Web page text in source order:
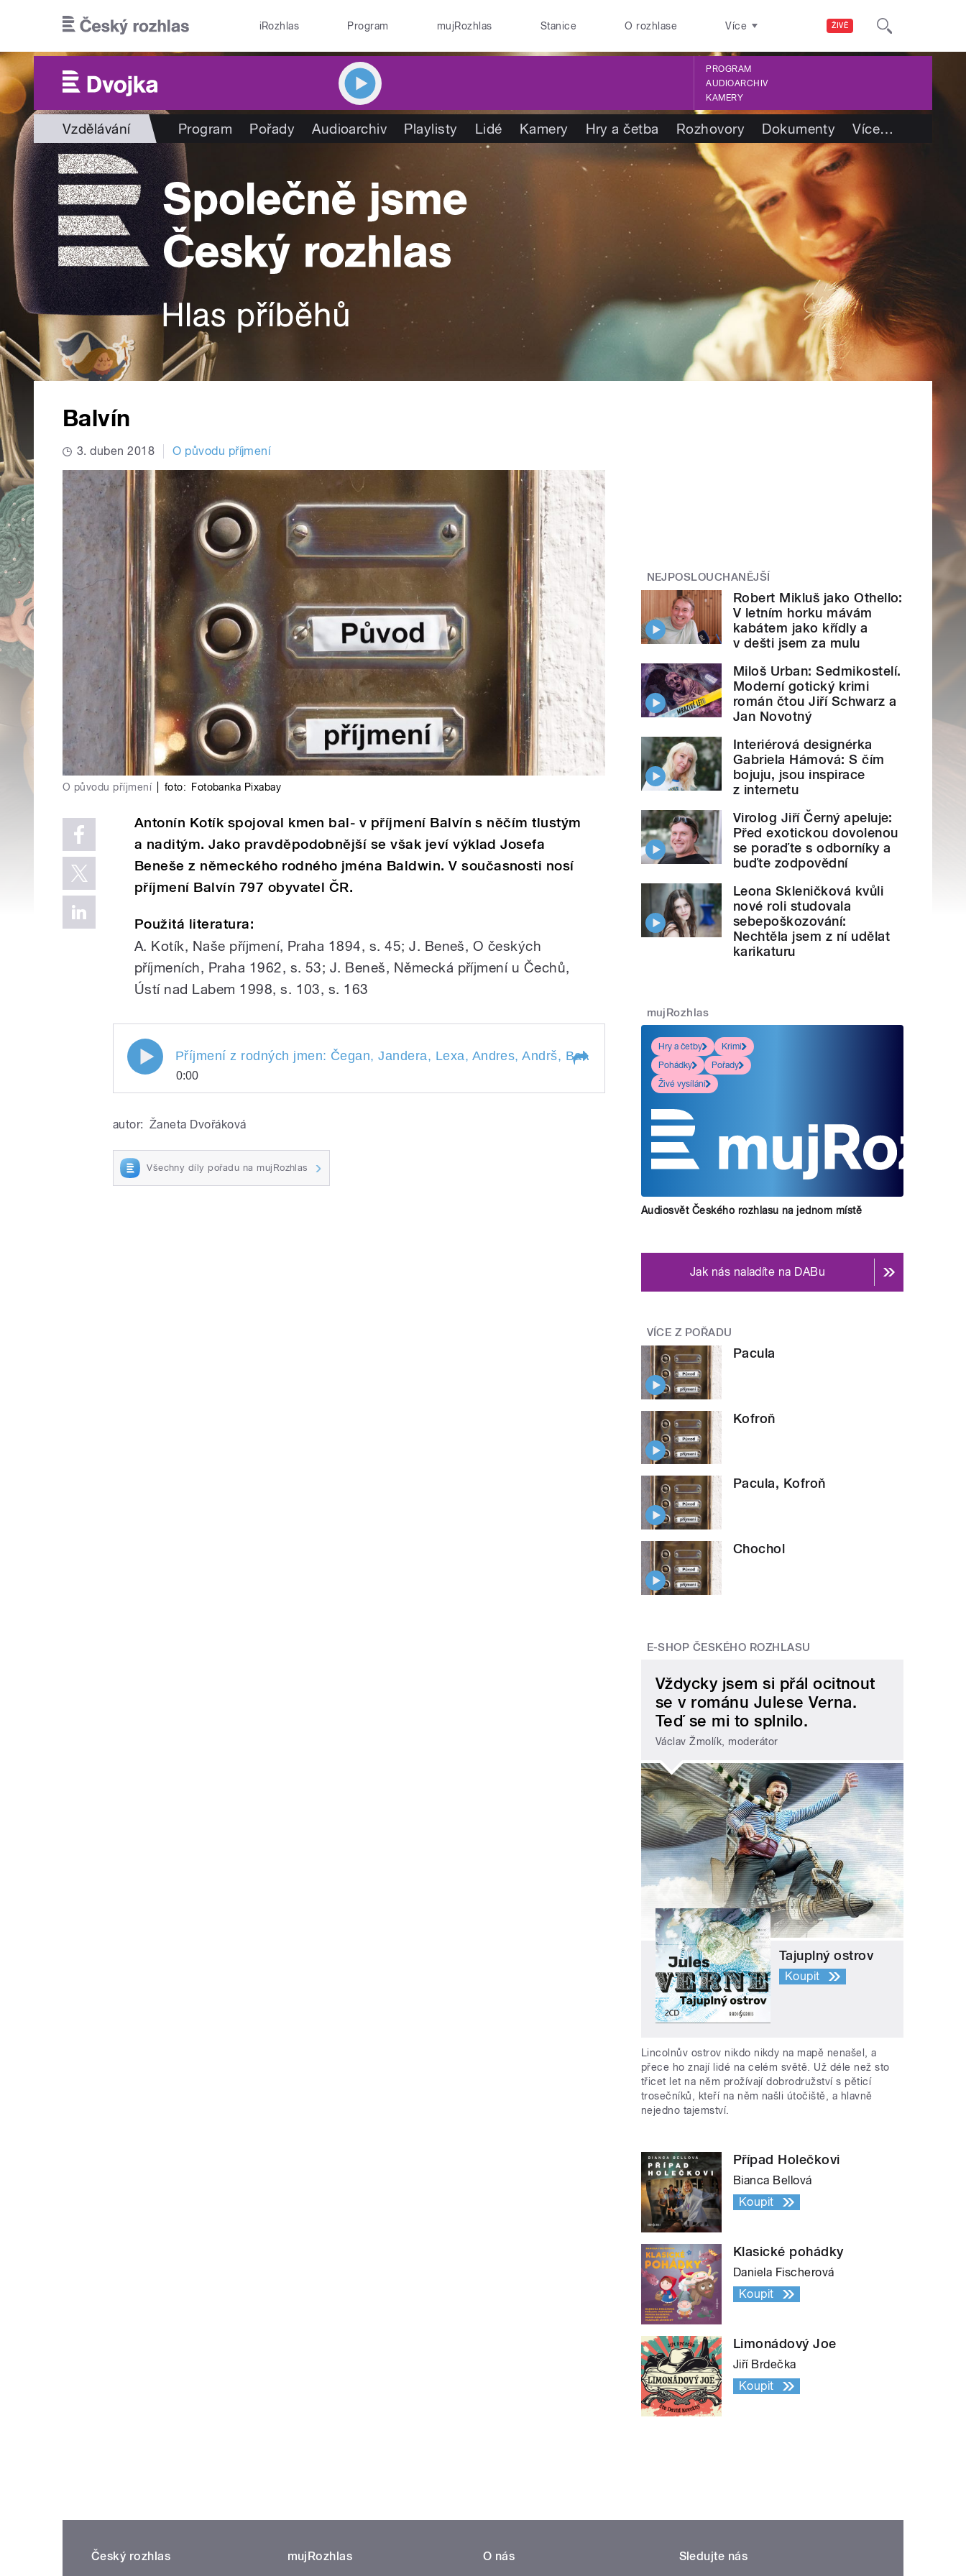
ŽIVĚ
iRozhlas Program mujRozhlas Stanice O rozhlase Více
PROGRAM
AUDIOARCHIV
KAMERY
Vzdělávání Program Pořady Audioarchiv Playlisty Lidé Kamery Hry a četba Rozhovory Dokumenty Více…
Balvín
3. duben 2018 O původu příjmení
O původu příjmení foto: Fotobanka Pixabay
Antonín Kotík spojoval kmen bal- v příjmení Balvín s něčím tlustým
a naditým. Jako pravděpodobnější se však jeví výklad Josefa
Beneše z německého rodného jména Baldwin. V současnosti nosí
příjmení Balvín 797 obyvatel ČR.
Použitá literatura:
A. Kotík, Naše příjmení, Praha 1894, s. 45; J. Beneš, O českých
příjmeních, Praha 1962, s. 53; J. Beneš, Německá příjmení u Čechů,
Ústí nad Labem 1998, s. 103, s. 163
Příjmení z rodných jmen: Čegan, Jandera, Lexa, Andres, Andrš, Balvín. Připravili a uvádí Kateřina Dvořáková a Jiří Holoubek.
0:00
Andres, Andrš, Balvín. Připravili a uvádí Kateřina
Dvořáková a Jiří Holoubek.
autor: Žaneta Dvořáková
Všechny díly pořadu na mujRozhlas
NEJPOSLOUCHANĚJŠÍ
Robert Mikluš jako Othello:
V letním horku mávám
kabátem jako křídly a
v dešti jsem za mulu
Miloš Urban: Sedmikostelí.
Moderní gotický krimi
román čtou Jiří Schwarz a
Jan Novotný
Interiérová designérka
Gabriela Hámová: S čím
bojuju, jsou inspirace
z internetu
Virolog Jiří Černý apeluje:
Před exotickou dovolenou
se poraďte s odborníky a
buďte zodpovědní
Leona Skleničková kvůli
nové roli studovala
sebepoškozování:
Nechtěla jsem z ní udělat
karikaturu
mujRozhlas
Hry a četby
Krimi
Pohádky
Pořady
Živé vysílání
Audiosvět Českého rozhlasu na jednom místě
Jak nás naladíte na DABu
VÍCE Z POŘADU
Pacula
Kofroň
Pacula, Kofroň
Chochol
E-SHOP ČESKÉHO ROZHLASU
Vždycky jsem si přál ocitnout
se v románu Julese Verna.
Teď se mi to splnilo.
Václav Žmolík, moderátor
Tajuplný ostrov
Koupit
Lincolnův ostrov nikdo nikdy na mapě nenašel, a
přece ho znají lidé na celém světě. Už déle než sto
třicet let na něm prožívají dobrodružství s pěticí
trosečníků, kteří na něm našli útočiště, a hlavně
nejedno tajemství.
Případ Holečkovi
Bianca Bellová
Koupit
Klasické pohádky
Daniela Fischerová
Koupit
Limonádový Joe
Jiří Brdečka
Koupit
Český rozhlas mujRozhlas O nás Sledujte nás